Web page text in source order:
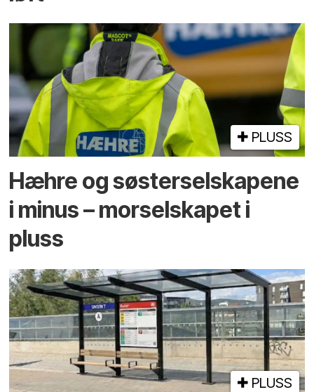
PLUSS
Hæhre og søster­selskapene
i minus – mor­selskapet i
pluss
PLUSS